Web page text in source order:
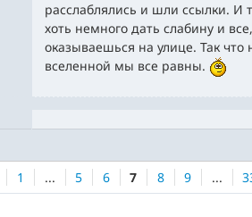
расслаблялись и шли ссылки. И
хоть немного дать слабину и
оказываешься на улице. Так
вселенной мы все равны.
1 ... 5 6 7 8 9 ...